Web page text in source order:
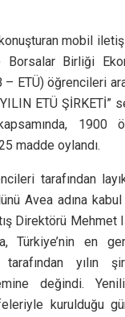
mobil
Borsalar Birliği
ETÜ) öğrencileri
ETÜ ŞİRKETİ”
1900
madde oylandı.
tarafından
Avea adına
Direktörü Mehmet
Türkiye’nin en
tarafından yılın
değindi.
kurulduğu